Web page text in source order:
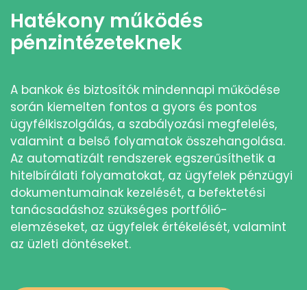
Hatékony működés
pénzintézeteknek
A bankok és biztosítók mindennapi működése
során kiemelten fontos a gyors és pontos
ügyfélkiszolgálás, a szabályozási megfelelés,
valamint a belső folyamatok összehangolása.
Az automatizált rendszerek egszerűsíthetik a
hitelbírálati folyamatokat, az ügyfelek pénzügyi
dokumentumainak kezelését, a befektetési
tanácsadáshoz szükséges portfólió-
elemzéseket, az ügyfelek értékelését, valamint
az üzleti döntéseket.